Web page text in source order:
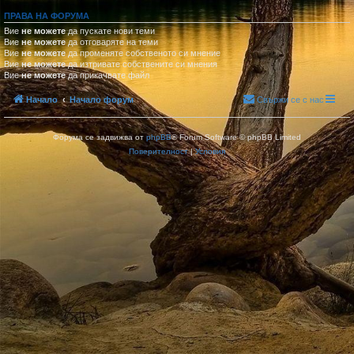
ПРАВА НА ФОРУМА
Вие не можетеда пускате нови теми
Виене можетеда отговаряте на теми
Виене можетеда променяте собственото си мнение
Виене можетеда изтривате собствените си мнения
Виене можетеда прикачвате файл
Начало Начало форум Свържи се с нас
Форума се задвижва от phpBB® Forum Software © phpBB Limited
Поверителност|Условия